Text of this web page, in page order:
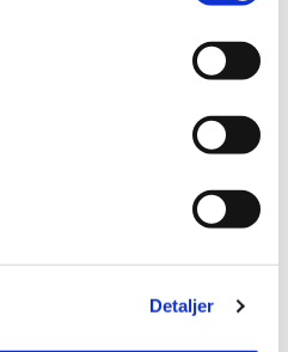
Detaljer